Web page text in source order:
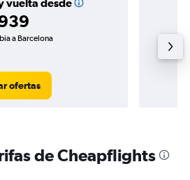
vuelta desde
a Barcelona
ofertas
de Cheapflights